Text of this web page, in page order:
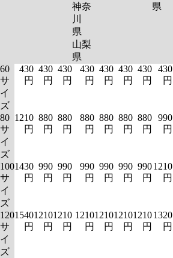
神奈
川
県
山梨
県
県
60
サ
イ
ズ
430
円
430
円
430
円
430
円
430
円
430
円
430
円
430
円
80
サ
イ
ズ
1210
円
880
円
880
円
880
円
880
円
880
円
880
円
990
円
100
サ
イ
ズ
1430
円
990
円
990
円
990
円
990
円
990
円
990
円
1210
円
120
サ
イ
ズ
1540
円
1210
円
1210
円
1210
円
1210
円
1210
円
1210
円
1320
円